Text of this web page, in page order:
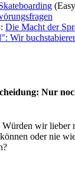
Die Macht der
Wir
Nur
Würden wir lieber
oder nie